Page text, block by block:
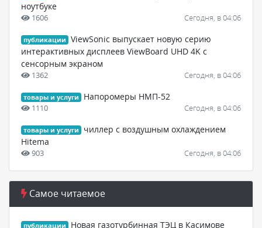
ноутбуке
1606 Сегодня, в 04:06
публикации
ViewSonic выпускает новую серию
интерактивных дисплеев ViewBoard UHD 4K с
сенсорным экраном
1362 Сегодня, в 04:06
товары и услуги Напоромеры НМП-52
1110 Сегодня, в 04:06
товары и услуги
чиллер с воздушным охлаждением
Hitema
903 Сегодня, в 04:06
Самое читаемое
публикации
Новая газотурбинная ТЭЦ в Касимове